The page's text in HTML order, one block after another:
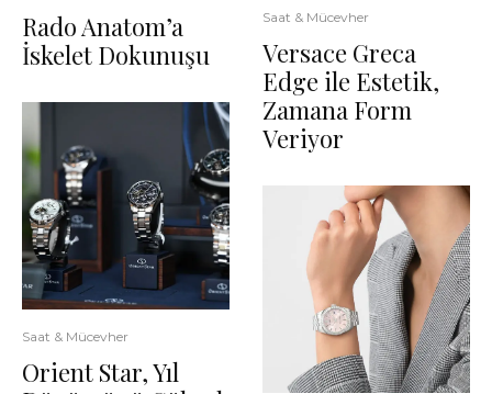
Rado Anatom’a
İskelet Dokunuşu
Saat & Mücevher
Orient Star, Yıl
Saat & Mücevher
Versace Greca
Edge ile Estetik,
Zamana Form
Veriyor